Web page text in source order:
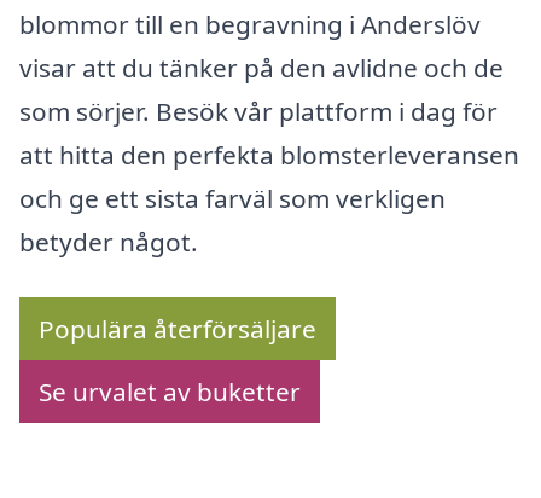
blommor till en begravning i Anderslöv
visar att du tänker på den avlidne och de
som sörjer. Besök vår plattform i dag för
att hitta den perfekta blomsterleveransen
och ge ett sista farväl som verkligen
betyder något.
Populära återförsäljare
Se urvalet av buketter